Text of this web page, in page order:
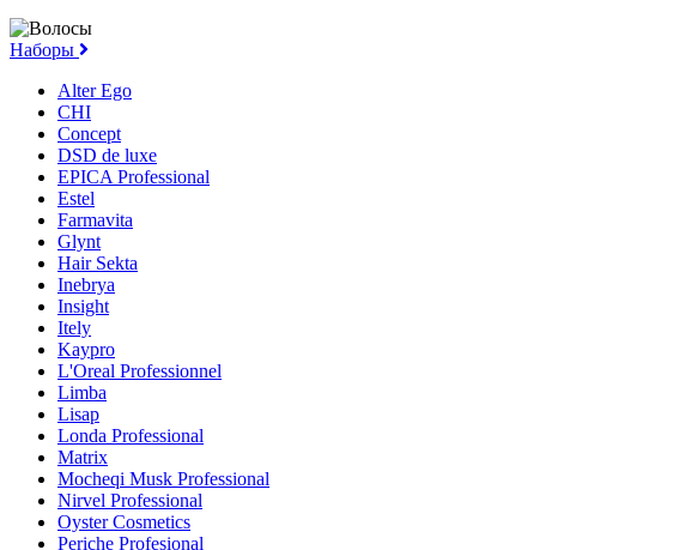
Наборы
Alter Ego
CHI
Concept
DSD de luxe
EPICA Professional
Estel
Farmavita
Glynt
Hair Sekta
Inebrya
Insight
Itely
Kaypro
L'Oreal Professionnel
Limba
Lisap
Londa Professional
Matrix
Mocheqi Musk Professional
Nirvel Professional
Oyster Cosmetics
Periche Profesional